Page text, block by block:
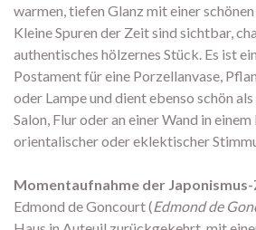
warmen, tiefen Glanz mit einer
Kleine Spuren der Zeit sind sichtbar,
authentisches hölzernes Stück. Es ist
Postament für eine Porzellanvase,
oder Lampe und dient ebenso schön
Salon, Flur oder an einer Wand in
orientalischer oder eklektischer
Momentaufnahme der
Edmond de Goncourt (Edmond de